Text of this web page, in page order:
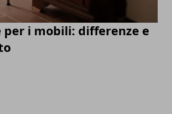
per i mobili: differenze e